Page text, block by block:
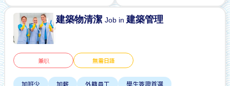
建築物清潔Job in 建築管理
兼职 無需日語
加班少 加薪 外籍員工 學生簽證首選